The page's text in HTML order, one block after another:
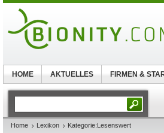
Home Lexikon Kategorie:Lesenswert
HOME AKTUELLES FIRMEN &